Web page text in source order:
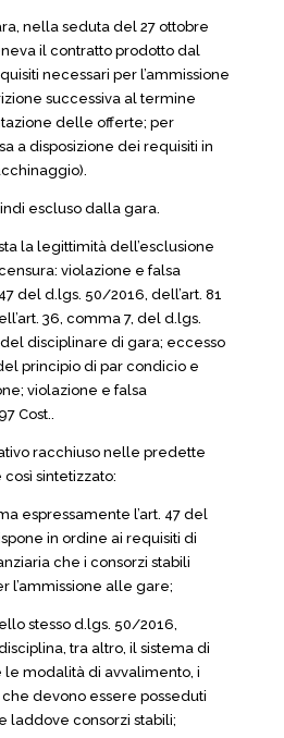
nella seduta del 27 ottobre
il contratto prodotto dal
necessari per l’ammissione
successiva al termine
delle offerte; per
a disposizione dei requisiti in
escluso dalla gara.
la legittimità dell’esclusione
violazione e falsa
del d.lgs. 50/2016, dell’art. 81
36, comma 7, del d.lgs.
disciplinare di gara; eccesso
principio di par condicio e
violazione e falsa
Cost..
racchiuso nelle predette
sintetizzato:
espressamente l’art. 47 del
in ordine ai requisiti di
che i consorzi stabili
l’ammissione alle gare;
stesso d.lgs. 50/2016,
tra altro, il sistema di
le modalità di avvalimento, i
devono essere posseduti
laddove consorzi stabili;